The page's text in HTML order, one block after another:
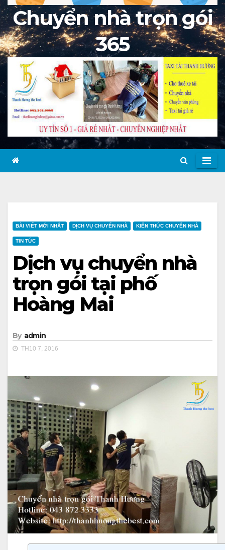
Chuyển nhà trọn gói
365
BÀI VIẾT MỚI NHẤT DỊCH VỤ CHUYỂN NHÀ KIẾN THỨC CHUYỂN NHÀ
TIN TỨC
Dịch vụ chuyển nhà
trọn gói tại phố
Hoàng Mai
By admin
TH10 7, 2016